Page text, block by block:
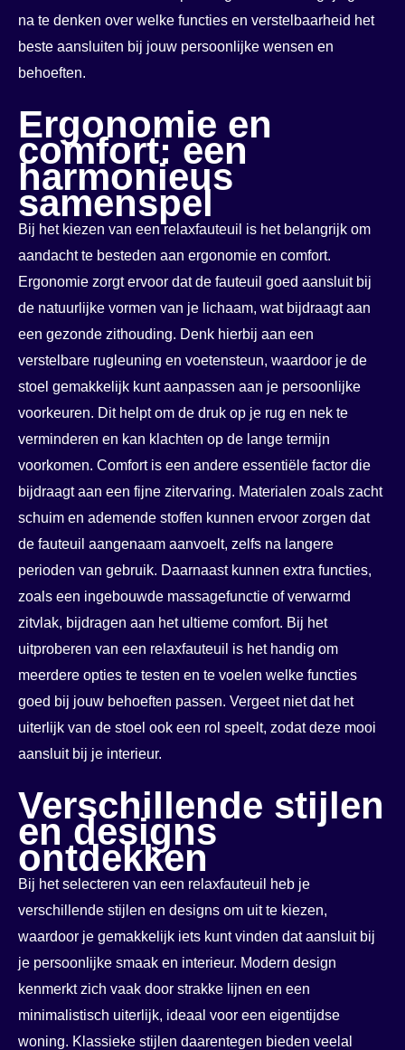
na te denken over welke functies en verstelbaarheid het
beste aansluiten bij jouw persoonlijke wensen en
behoeften.
Ergonomie en
comfort: een
harmonieus
samenspel
Bij het kiezen van een relaxfauteuil is het belangrijk om
aandacht te besteden aan ergonomie en comfort.
Ergonomie zorgt ervoor dat de fauteuil goed aansluit bij
de natuurlijke vormen van je lichaam, wat bijdraagt aan
een gezonde zithouding. Denk hierbij aan een
verstelbare rugleuning en voetensteun, waardoor je de
stoel gemakkelijk kunt aanpassen aan je persoonlijke
voorkeuren. Dit helpt om de druk op je rug en nek te
verminderen en kan klachten op de lange termijn
voorkomen. Comfort is een andere essentiële factor die
bijdraagt aan een fijne zitervaring. Materialen zoals zacht
schuim en ademende stoffen kunnen ervoor zorgen dat
de fauteuil aangenaam aanvoelt, zelfs na langere
perioden van gebruik. Daarnaast kunnen extra functies,
zoals een ingebouwde massagefunctie of verwarmd
zitvlak, bijdragen aan het ultieme comfort. Bij het
uitproberen van een relaxfauteuil is het handig om
meerdere opties te testen en te voelen welke functies
goed bij jouw behoeften passen. Vergeet niet dat het
uiterlijk van de stoel ook een rol speelt, zodat deze mooi
aansluit bij je interieur.
Verschillende stijlen
en designs
ontdekken
Bij het selecteren van een relaxfauteuil heb je
verschillende stijlen en designs om uit te kiezen,
waardoor je gemakkelijk iets kunt vinden dat aansluit bij
je persoonlijke smaak en interieur. Modern design
kenmerkt zich vaak door strakke lijnen en een
minimalistisch uiterlijk, ideaal voor een eigentijdse
woning. Klassieke stijlen daarentegen bieden veelal